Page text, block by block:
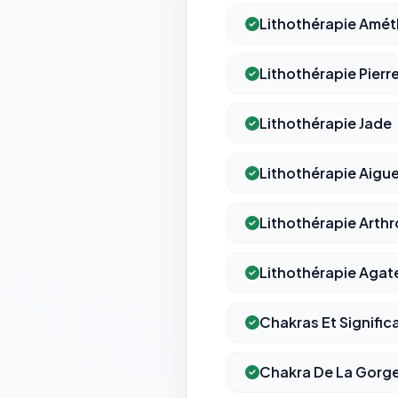
Lithothérapie
Lithothérapie
Lithothérapie Jade
Lithothérapie
Lithothérapie
Lithothérapie
Chakras Et
Chakra De La